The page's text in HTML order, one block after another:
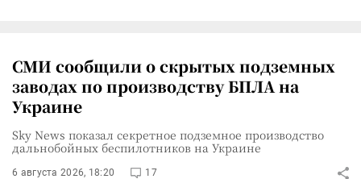
СМИ сообщили о скрытых подземных
заводах по производству БПЛА на
Украине
Sky News показал секретное подземное производство
дальнобойных беспилотников на Украине
6 августа 2026, 18:20 17